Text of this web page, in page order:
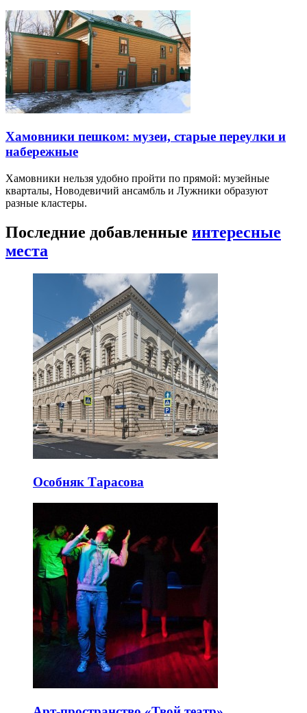
Хамовники пешком: музеи, старые переулки и
набережные
Хамовники нельзя удобно пройти по прямой: музейные
кварталы, Новодевичий ансамбль и Лужники образуют
разные кластеры.
Последние добавленные интересные
места
Особняк Тарасова